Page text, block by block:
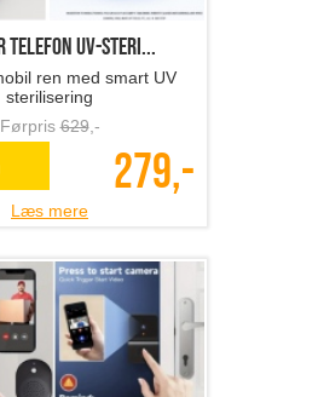
telefon UV-steri...
ren med smart UV
sterilisering
Førpris629,-
279,-
Læs mere